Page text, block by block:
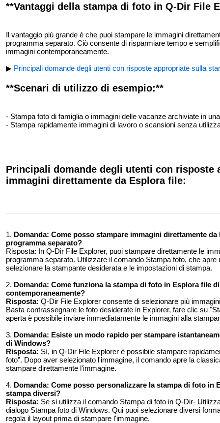
**Vantaggi della stampa di foto in Q-Dir File
Il vantaggio più grande è che puoi stampare le immagini
programma separato. Ciò consente di risparmiare tempo e
immagini contemporaneamente.
▶ Principali domande degli utenti con risposte appropriate sulla
**Scenari di utilizzo di esempio:**
- Stampa foto di famiglia o immagini delle vacanze archiviate in
- Stampa rapidamente immagini di lavoro o scansioni senza
Principali domande degli utenti con risposte
immagini direttamente da Esplora file:
1. Domanda: Come posso stampare immagini direttamente
programma separato?
Risposta: In Q-Dir File Explorer, puoi stampare direttamente le
programma separato. Utilizzare il comando Stampa foto, che
selezionare la stampante desiderata e le impostazioni di stampa.
2. Domanda: Come funziona la stampa di foto in Esplora file
contemporaneamente?
Risposta: Q-Dir File Explorer consente di selezionare più
Basta contrassegnare le foto desiderate in Explorer, fare clic su
aperta è possibile inviare immediatamente le immagini alla
3. Domanda: Esiste un modo rapido per stampare
di Windows?
Risposta: Sì, in Q-Dir File Explorer è possibile stampare
foto”. Dopo aver selezionato l'immagine, il comando apre la
stampare direttamente l'immagine.
4. Domanda: Come posso personalizzare la stampa di foto
stampa diversi?
Risposta: Se si utilizza il comando Stampa di foto in Q-Dir-
dialogo Stampa foto di Windows. Qui puoi selezionare diversi
regola il layout prima di stampare l'immagine.